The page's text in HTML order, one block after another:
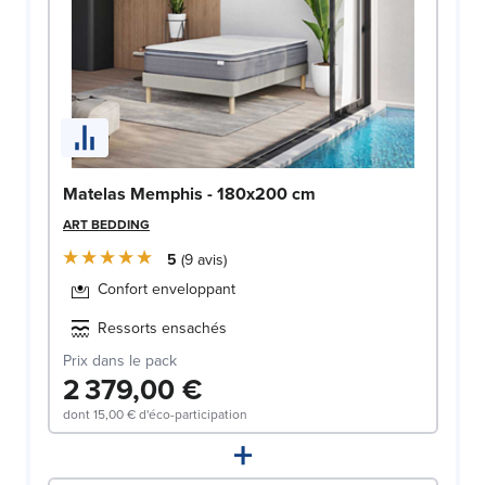
Matelas Memphis - 180x200 cm
ART BEDDING
5 9avis
Confort enveloppant
Ressorts ensachés
Prix dans le pack
2 379,00 €
dont15,00 €d'éco-participation
+